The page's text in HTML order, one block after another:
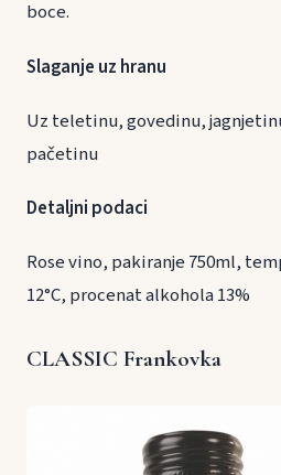
boce.
Slaganje uz hranu
Uz teletinu, govedinu,
pačetinu
Detaljni podaci
Rose vino, pakiranje 750ml,
12°C, procenat alkohola 13%
CLASSIC Frankovka